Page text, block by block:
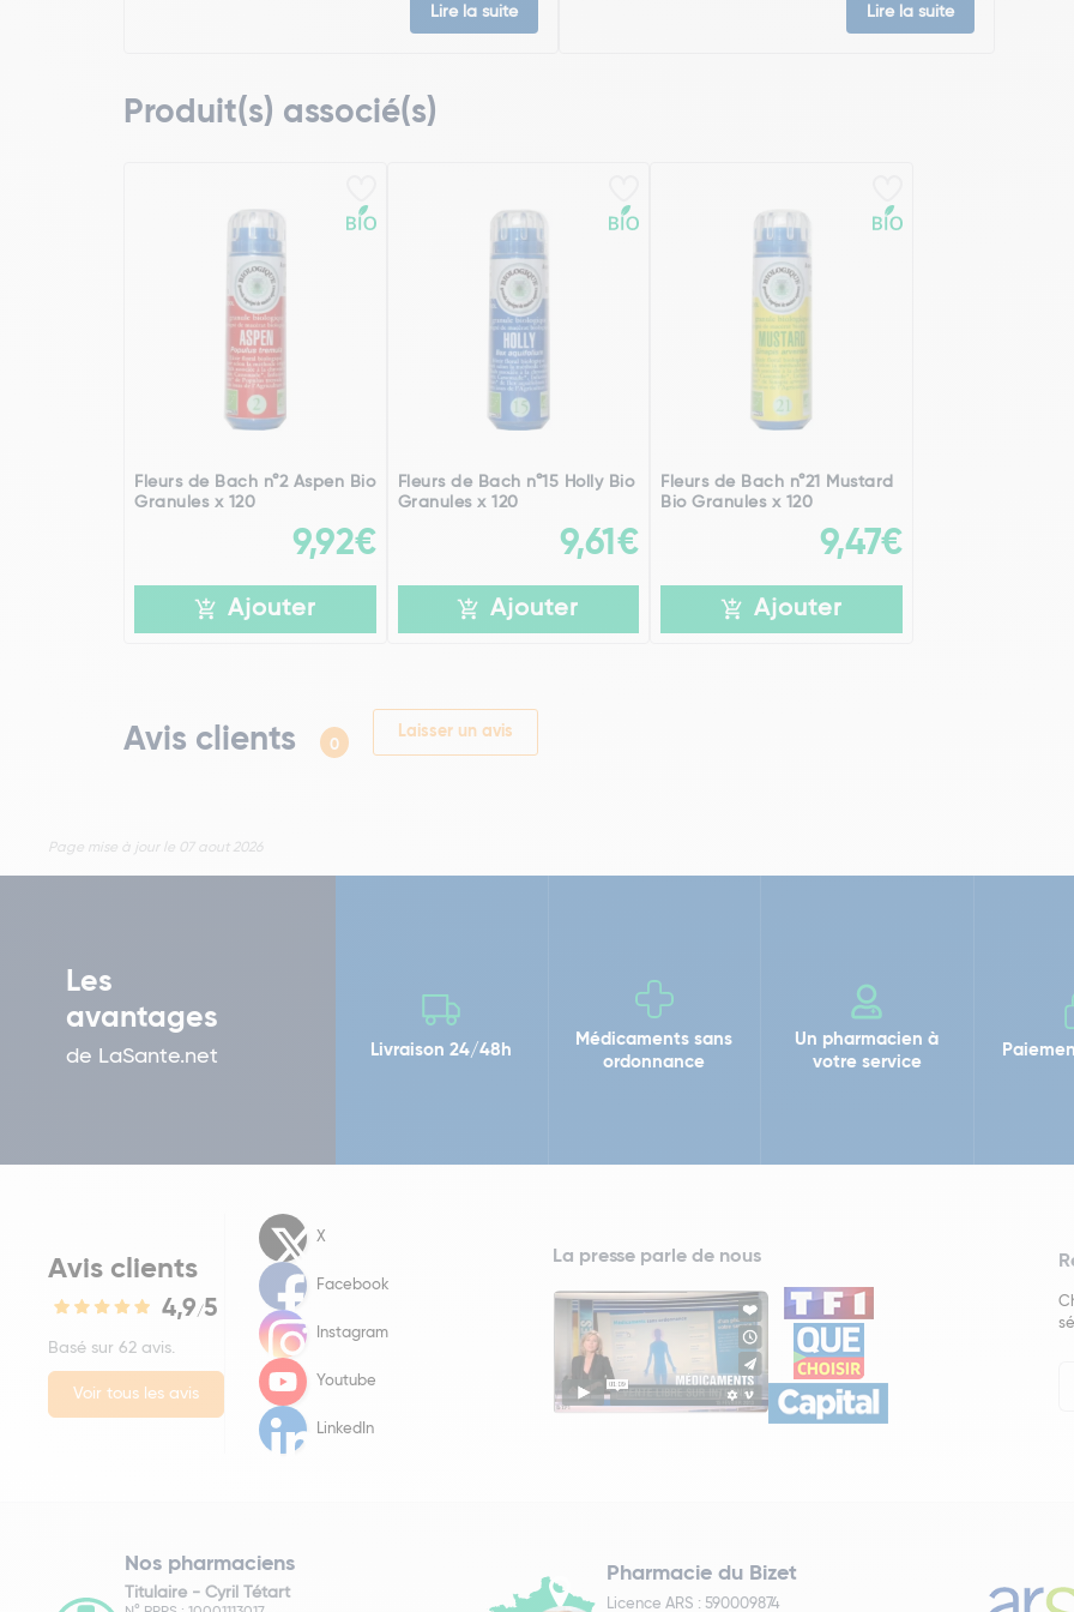
Lire la suite Lire la suite
Produit(s) associé(s)
Fleurs de Bach n°2 Aspen Bio
Granules x 120
9,92€
Ajouter
Fleurs de Bach n°15 Holly Bio
Granules x 120
9,61€
Ajouter
Fleurs de Bach n°21 Mustard
Bio Granules x 120
9,47€
Ajouter
Avis clients 0
Laisser un avis
Page mise à jour le 07 aout 2026
Les
avantages
de LaSante.net Livraison 24/48h
Médicaments sans
ordonnance
Un pharmacien à
votre service
Avis clients
4,9/5
Basé sur 62 avis.
Voir tous les avis
X
Facebook
Instagram
Youtube
LinkedIn
La presse parle de nous
Nos pharmaciens
Titulaire - Cyril Tétart
Pharmacie du Bizet
Licence ARS : 590009874